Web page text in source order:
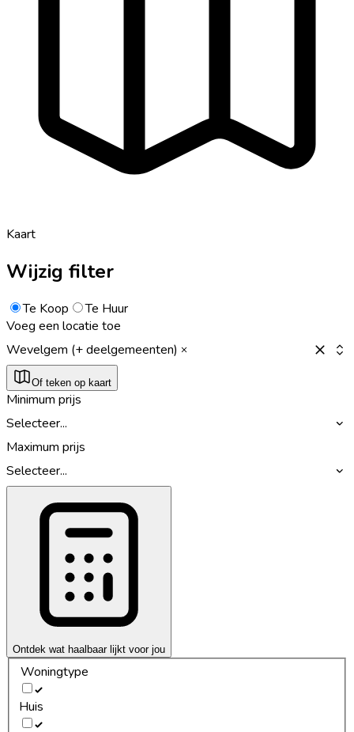
Kaart
Wijzig filter
Te Koop
Te Huur
Voeg een locatie toe
Wevelgem (+ deelgemeenten)
Of teken op kaart
Minimum prijs
Selecteer...
Maximum prijs
Selecteer...
Ontdek wat haalbaar lijkt voor jou
Woningtype
Huis